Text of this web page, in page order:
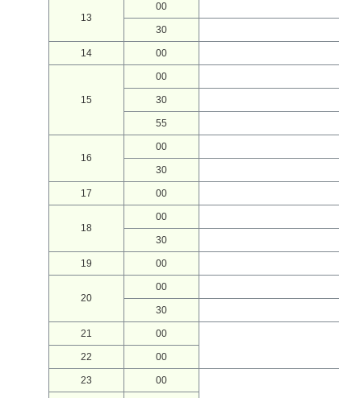
13
00
30
14 00
15
00
30
55
16
00
30
17 00
18
00
30
19 00
20
00
30
21
00
22
00
23
00